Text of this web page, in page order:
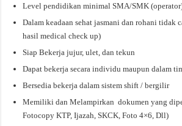
Level pendidikan minimal SMA/SMK
Dalam keadaan sehat jasmani dan rohani tidak
hasil medical check up)
Siap Bekerja jujur, ulet, dan tekun
Dapat bekerja secara individu maupun dalam
Bersedia bekerja dalam sistem shift / bergilir
Memiliki dan Melampirkan dokumen yang
Fotocopy KTP, Ijazah, SKCK, Foto 4×6, Dll)